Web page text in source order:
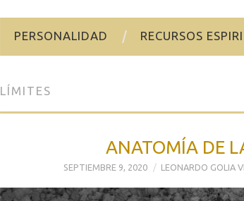
PERSONALIDAD RECURSOS
LÍMITES
ANATOMÍA DE
SEPTIEMBRE 9, 2020 LEONARDO GOLIA